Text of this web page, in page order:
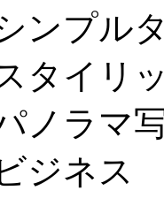
ンプル
タイリ
ノラマ
ジネス